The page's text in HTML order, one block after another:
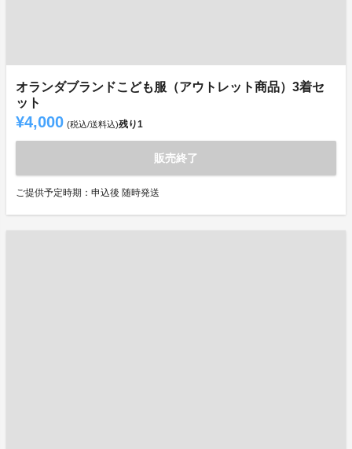
オランダブランドこども服（アウトレット商品）3着セ
ット
¥4,000 (税込/送料込)残り1
販売終了
ご提供予定時期：申込後 随時発送